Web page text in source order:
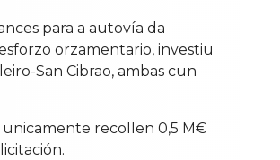
para a autovía da
orzamentario, investiu
San Cibrao, ambas cun
unicamente recollen 0,5 M€